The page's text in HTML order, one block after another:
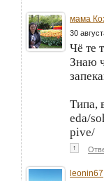
мама
30
Чё те
Знаю
Типа,
eda/
pive/
↑
leonin67